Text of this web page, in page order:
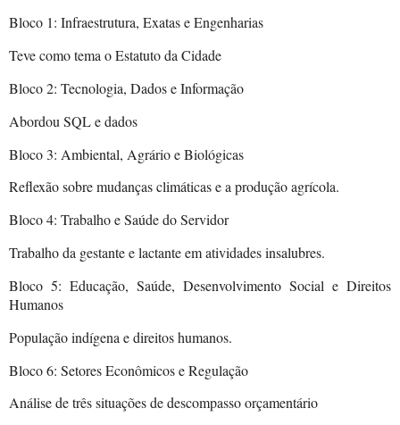
Bloco 1: Infraestrutura, Exatas e Engenharias
Teve como tema o Estatuto da Cidade
Bloco 2: Tecnologia, Dados e Informação
Abordou SQL e dados
Bloco 3: Ambiental, Agrário e Biológicas
Reflexão sobre mudanças climáticas e a produção agrícola.
Bloco 4: Trabalho e Saúde do Servidor
Trabalho da gestante e lactante em atividades insalubres.
Bloco 5: Educação, Saúde, Desenvolvimento Social e Direitos
Humanos
População indígena e direitos humanos.
Bloco 6: Setores Econômicos e Regulação
Análise de três situações de descompasso orçamentário